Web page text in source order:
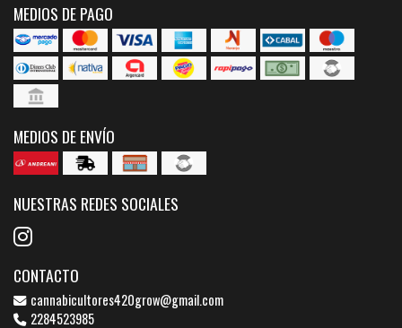
MEDIOS DE PAGO
MEDIOS DE ENVÍO
NUESTRAS REDES SOCIALES
CONTACTO
cannabicultores420grow@gmail.com
2284523985